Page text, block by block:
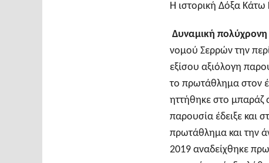
Η ιστορική Δόξα Κάτω
Δυναμική
νομού Σερρών την
εξίσου αξιόλογη
το πρωτάθλημα στον
ηττήθηκε στο μπαράζ
παρουσία έδειξε και
πρωτάθλημα και την
2019 αναδείχθηκε